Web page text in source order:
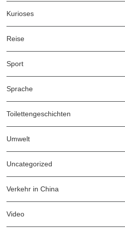
Kurioses
Reise
Sport
Sprache
Toilettengeschichten
Umwelt
Uncategorized
Verkehr in China
Video